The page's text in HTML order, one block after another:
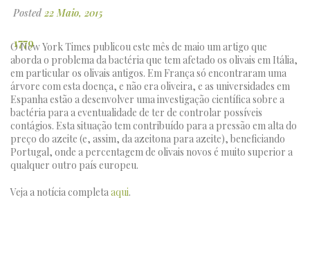
Posted 22 Maio, 2015
O New York Times publicou este mês de maio um artigo que
aborda o problema da bactéria que tem afetado os olivais em Itália,
em particular os olivais antigos. Em França só encontraram uma
árvore com esta doença, e não era oliveira, e as universidades em
Espanha estão a desenvolver uma investigação científica sobre a
bactéria para a eventualidade de ter de controlar possíveis
contágios. Esta situação tem contribuído para a pressão em alta do
preço do azeite (e, assim, da azeitona para azeite), beneficiando
Portugal, onde a percentagem de olivais novos é muito superior a
qualquer outro país europeu.
Veja a notícia completaaqui.